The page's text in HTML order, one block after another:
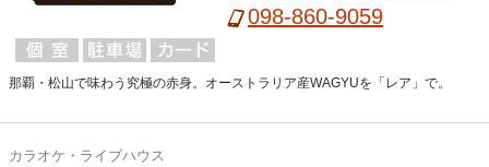
30分前）
098-860-9059
那覇・松山で味わう究極の赤身。オーストラリア産WAGYUを「レア」で。
カラオケ・ライブハウス